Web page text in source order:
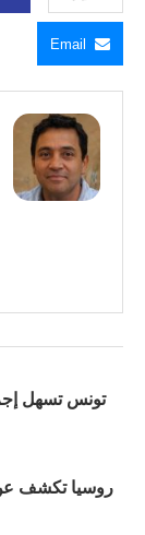
Email
روسيا تكشف